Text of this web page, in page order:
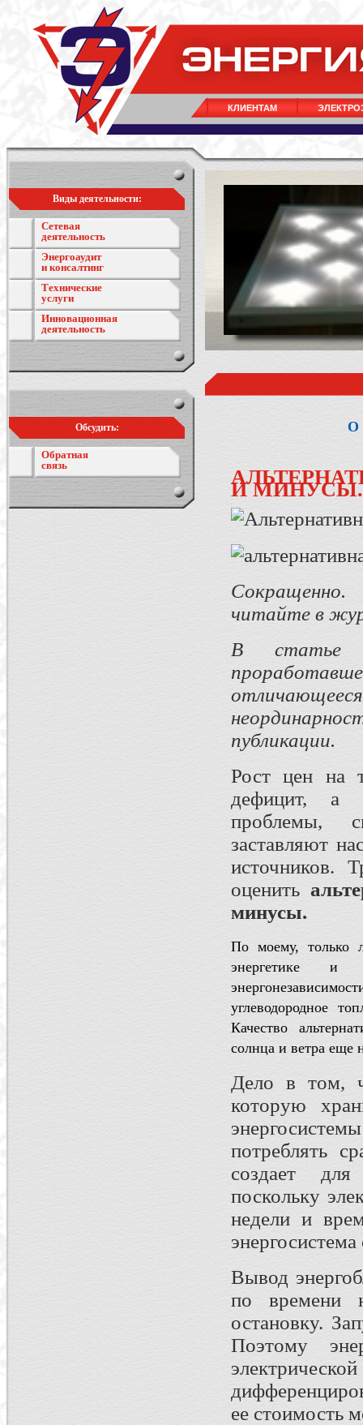
КЛИЕНТАМ
Виды деятельности:
Сетевая
деятельность
Энергоаудит
и консалтинг
Технические
услуги
Инновационная
деятельность
Обсудить:
Обратная
связь
О
И МИНУСЫ.
читайте в
В статье
публикации.
Рост цен на
дефицит, а
проблемы,
заставляют
источников.
оценить
минусы.
По моему, только
энергетике и
углеводородное
Качество
солнца и ветра еще
Дело в том,
которую
потреблять
создает
поскольку
недели и
Вывод
по времени
остановку.
Поэтому
ее стоимость